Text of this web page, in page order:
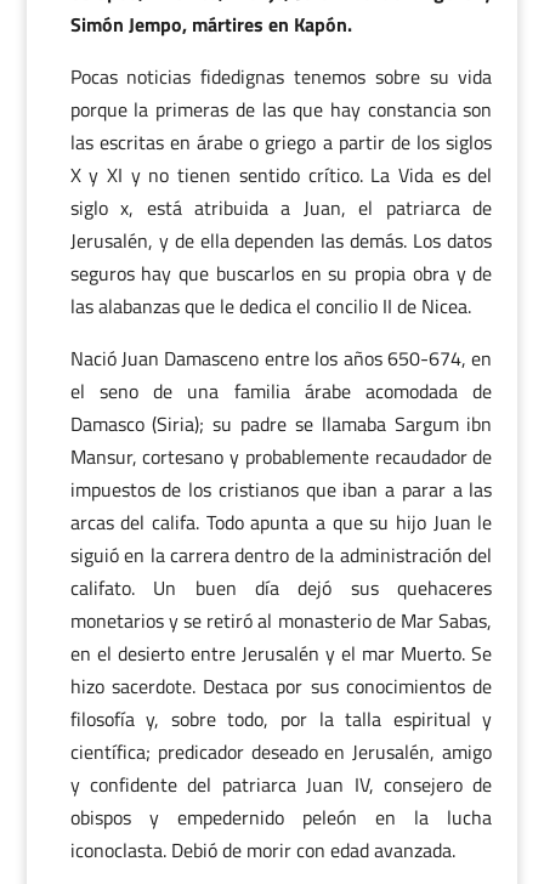
Simón Jempo, mártires en Kapón.
Pocas noticias fidedignas tenemos sobre su vida
porque la primeras de las que hay constancia son
las escritas en árabe o griego a partir de los siglos
X y XI y no tienen sentido crítico. La Vida es del
siglo x, está atribuida a Juan, el patriarca de
Jerusalén, y de ella dependen las demás. Los datos
seguros hay que buscarlos en su propia obra y de
las alabanzas que le dedica el concilio II de Nicea.
Nació Juan Damasceno entre los años 650-674, en
el seno de una familia árabe acomodada de
Damasco (Siria); su padre se llamaba Sargum ibn
Mansur, cortesano y probablemente recaudador de
impuestos de los cristianos que iban a parar a las
arcas del califa. Todo apunta a que su hijo Juan le
siguió en la carrera dentro de la administración del
califato. Un buen día dejó sus quehaceres
monetarios y se retiró al monasterio de Mar Sabas,
en el desierto entre Jerusalén y el mar Muerto. Se
hizo sacerdote. Destaca por sus conocimientos de
filosofía y, sobre todo, por la talla espiritual y
científica; predicador deseado en Jerusalén, amigo
y confidente del patriarca Juan IV, consejero de
obispos y empedernido peleón en la lucha
iconoclasta. Debió de morir con edad avanzada.